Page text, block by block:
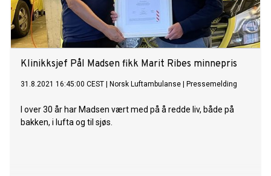
Klinikksjef Pål Madsen fikk Marit Ribes minnepris
31.8.2021 16:45:00 CEST Norsk Luftambulanse Pressemelding
I over 30 år har Madsen vært med på å redde liv, både på
bakken, i lufta og til sjøs.